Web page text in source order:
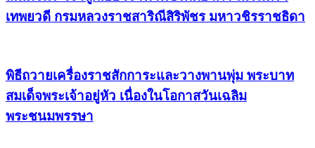
เทพยวดี กรมหลวงราชสาริณีสิริพัชร มหาวชิรราชธิดา
พิธีถวายเครื่องราชสักการะและวางพานพุ่ม พระบาท
สมเด็จพระเจ้าอยู่หัว เนื่องในโอกาสวันเฉลิม
พระชนมพรรษา